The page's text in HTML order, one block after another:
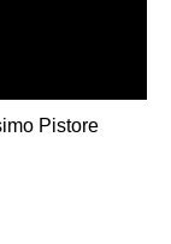
Pistore